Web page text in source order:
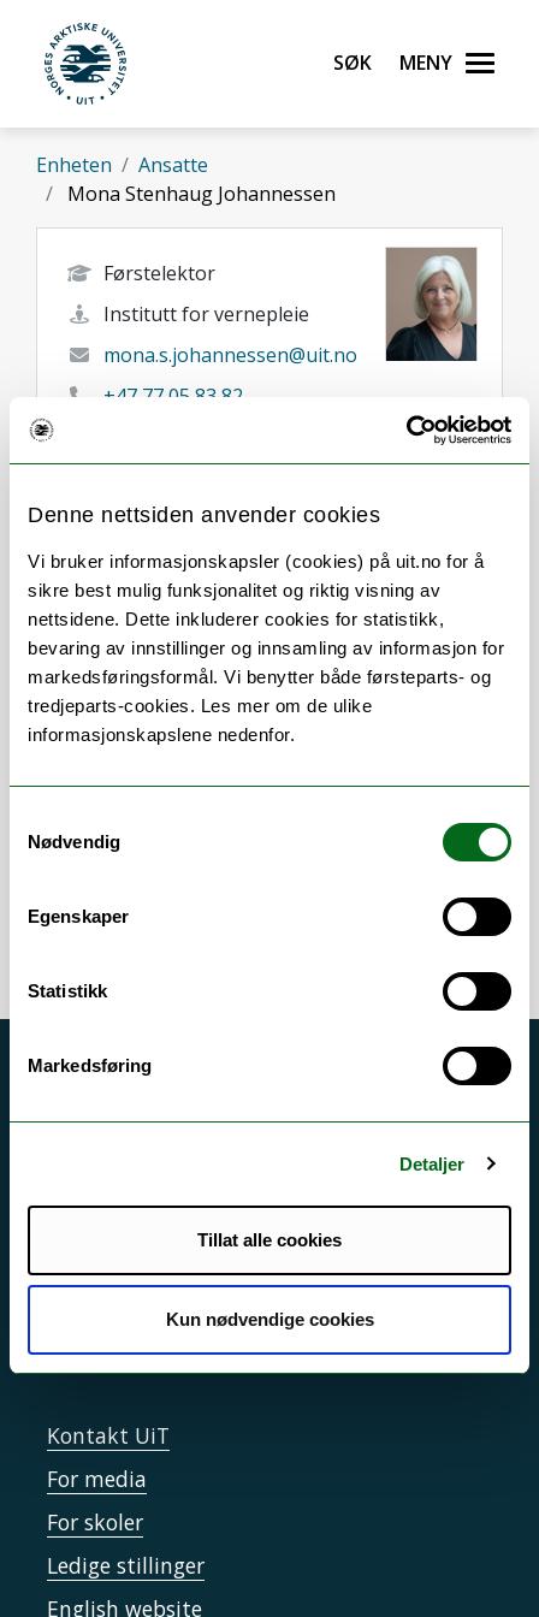
Denne nettsiden anvender cookies
Vi bruker informasjonskapsler (cookies) på uit.no for å
sikre best mulig funksjonalitet og riktig visning av
nettsidene. Dette inkluderer cookies for statistikk,
bevaring av innstillinger og innsamling av informasjon for
markedsføringsformål. Vi benytter både førsteparts- og
tredjeparts-cookies. Les mer om de ulike
informasjonskapslene nedenfor.
Nødvendig
Egenskaper
Statistikk
Markedsføring
Detaljer
Tillat alle cookies
Kun nødvendige cookies
Gå til hovedinnhold
UiT Norges arktiske universitet
Søk Meny
Enheten
Ansatte
Mona Stenhaug Johannessen
Førstelektor
Institutt for vernepleie
mona.s.johannessen@uit.no
+47 77 05 83 82
Om
Forskning og undervisning
Publikasjoner
Stillingsbeskrivelse
Førstelektor i vernepleie
Akutt hjelp
Si ifra!
Personvern ved UiT
Sikkerhet, beredskap og personvern
Informasjonskapsler
Tilgjengelighetserklæring
Kontakt UiT
For media
For skoler
Ledige stillinger
English website